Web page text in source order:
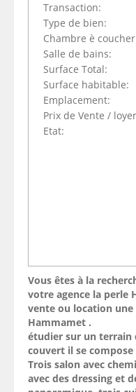
Transaction:
Type de bien:
Chambre è
Salle de bains:
Surface Total:
Surface habitable:
Emplacement:
Prix de Vente /
Etat:
Vous êtes à la
votre agence la perle
vente ou location une
Hammamet .
étudier sur un terrain
couvert il se
Trois salon avec
avec des dressing et